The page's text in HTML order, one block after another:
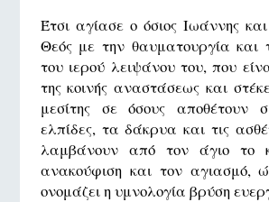
Έτσι αγίασε ο όσιος Ιωάννης
Θεός με την θαυματουργία και
του ιερού λειψάνου του, που
της κοινής αναστάσεως και
μεσίτης σε όσους αποθέτουν
ελπίδες, τα δάκρυα και τις
λαμβάνουν από τον άγιο το
ανακούφιση και τον αγιασμό,
ονομάζει η υμνολογία βρύση